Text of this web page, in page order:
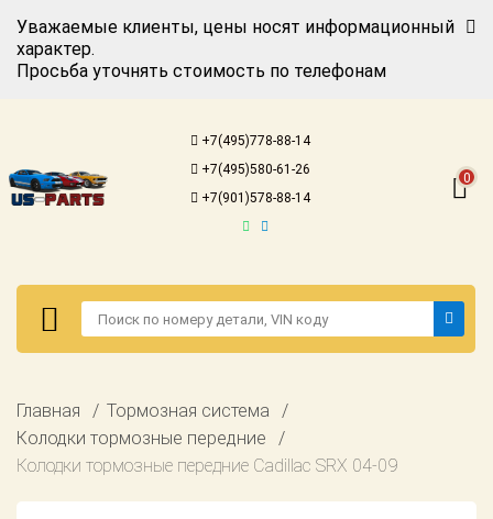
Уважаемые клиенты, цены носят информационный
характер.
Просьба уточнять стоимость по телефонам
+7(495)778-88-14
+7(495)580-61-26
+7(901)578-88-14
0
Авторизация
американских
автомобилей
запросу
техобслуживание
Регистрация
американских
Главная
Тормозная система
Колодки тормозные передние
Колодки тормозные передние Cadillac SRX 04-09